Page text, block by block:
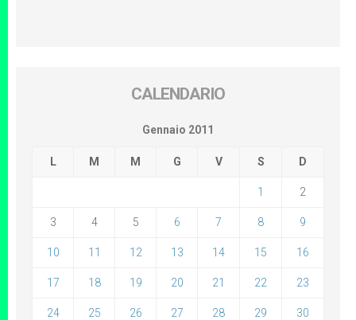
CALENDARIO
Gennaio 2011
L M M G V S D
1 2
3 4 5 6 7 8 9
10 11 12 13 14 15 16
17 18 19 20 21 22 23
24 25 26 27 28 29 30